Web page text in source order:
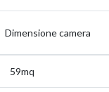
Dimensione camera
59mq